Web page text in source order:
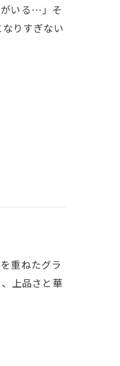
いる…」そ
りすぎない
重ねたグラ
上品さと華